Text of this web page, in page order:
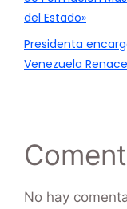
del Estado»
Presidenta
Venezuela
No hay